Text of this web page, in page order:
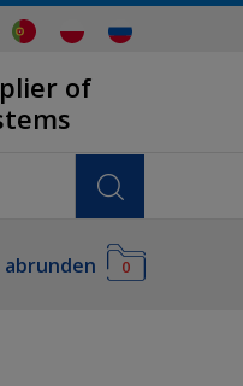
of
0